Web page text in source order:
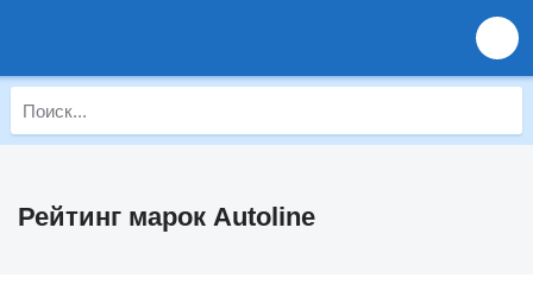
Рейтинг марок Autoline